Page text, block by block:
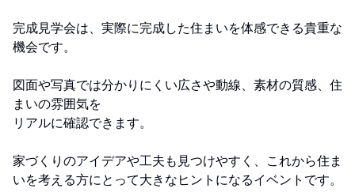
完成見学会は、実際に完成した住まいを体感できる貴重な
機会です。
図面や写真では分かりにくい広さや動線、素材の質感、住
まいの雰囲気を
リアルに確認できます。
家づくりのアイデアや工夫も見つけやすく、これから住ま
いを考える方にとって大きなヒントになるイベントです。